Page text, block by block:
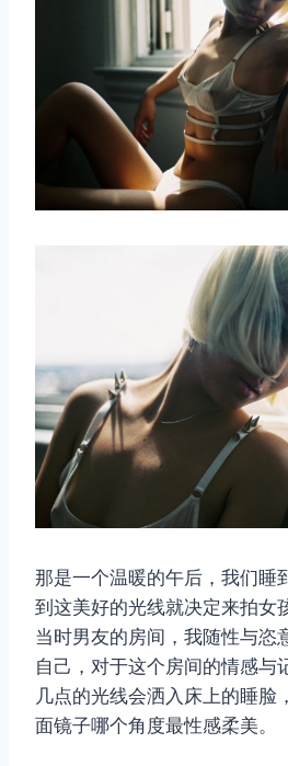
那是一个温暖的午后，我们睡
到这美好的光线就决定来拍女
当时男友的房间，我随性与恣
自己，对于这个房间的情感与
几点的光线会洒入床上的睡脸
面镜子哪个角度最性感柔美。